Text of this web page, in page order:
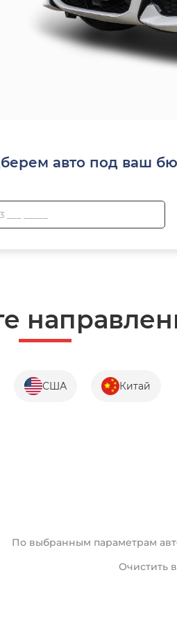
авто под ваш
США Китай
По выбранным параметрам
Очистить